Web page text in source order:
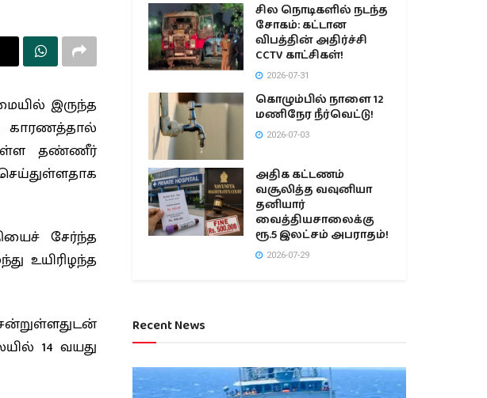
இருந்த
காரணத்தால்
உள்ள தண்ணீர்
சேர்ந்த
உயிரிழந்த
14 வயது
சில நொடிகளில் நடந்த
சோகம்: கட்டான
விபத்தின் அதிர்ச்சி
CCTV காட்சிகள்!
2026-07-31
கொழும்பில் நாளை 12
மணிநேர நீர்வெட்டு!
2026-07-03
அதிக கட்டணம்
வசூலித்த வவுனியா
தனியார்
வைத்தியசாலைக்கு
ரூ.5 இலட்சம் அபராதம்!
2026-07-29
Recent News